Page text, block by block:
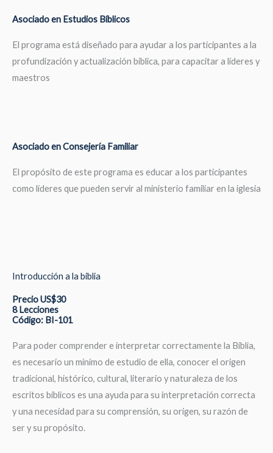
Asociado en Estudios Bíblicos
El programa está diseñado para ayudar a los participantes a la
profundización y actualización bíblica, para capacitar a líderes y
maestros
Asociado en Consejería Familiar
El propósito de este programa es educar a los participantes
como líderes que pueden servir al ministerio familiar en la iglesia
Introducción a la biblia
Precio US$30
8 Lecciones
Código: BI-101
Para poder comprender e interpretar correctamente la Biblia,
es necesario un mínimo de estudio de ella, conocer el origen
tradicional, histórico, cultural, literario y naturaleza de los
escritos bíblicos es una ayuda para su interpretación correcta
y una necesidad para su comprensión, su origen, su razón de
ser y su propósito.